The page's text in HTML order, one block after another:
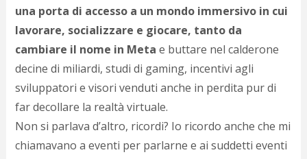
una porta di accesso a un mondo immersivo in cui
lavorare, socializzare e giocare, tanto da
cambiare il nome in Meta e buttare nel calderone
decine di miliardi, studi di gaming, incentivi agli
sviluppatori e visori venduti anche in perdita pur di
far decollare la realtà virtuale.
Non si parlava d’altro, ricordi? Io ricordo anche che mi
chiamavano a eventi per parlarne e ai suddetti eventi